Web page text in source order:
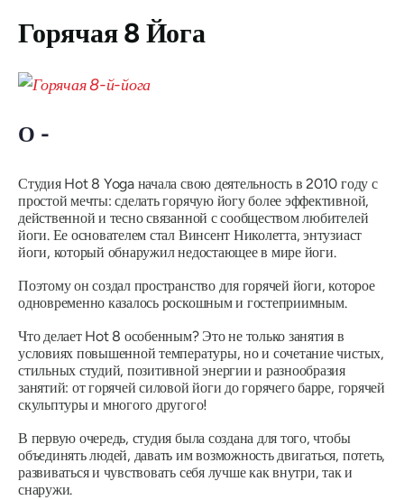
Горячая 8 Йога
О -
Студия Hot 8 Yoga начала свою деятельность в 2010 году с
простой мечты: сделать горячую йогу более эффективной,
действенной и тесно связанной с сообществом любителей
йоги. Ее основателем стал Винсент Николетта, энтузиаст
йоги, который обнаружил недостающее в мире йоги.
Поэтому он создал пространство для горячей йоги, которое
одновременно казалось роскошным и гостеприимным.
Что делает Hot 8 особенным?Это не только занятия в
условиях повышенной температуры, но и сочетание чистых,
стильных студий, позитивной энергии и разнообразия
занятий: от горячей силовой йоги до горячего барре, горячей
скульптуры и многого другого!
В первую очередь, студия была создана для того, чтобы
объединять людей, давать им возможность двигаться, потеть,
развиваться и чувствовать себя лучше как внутри, так и
снаружи.